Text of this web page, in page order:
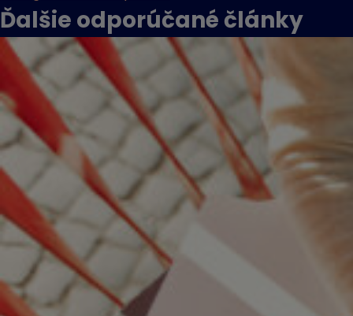
Ďalšie odporúčané články